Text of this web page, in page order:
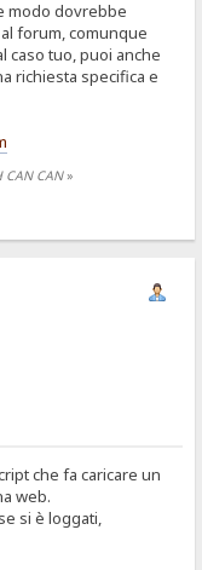
modo dovrebbe
forum, comunque
caso tuo, puoi anche
richiesta specifica e
CAN CAN»
che fa caricare un
web.
si è loggati,